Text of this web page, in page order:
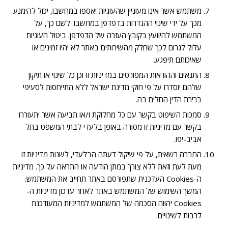
משתמש אשר אינו מעוניין שהעוגיות יאספו במחשבו, יכול להימנע
מכך על ידי שינוי ההגדרות בדפדפן במחשבו. לשם כך, על
המשתמש להיוועץ בקובץ העזרה של הדפדפן. ביטול העוגיות
עלול לגרום לכך שחלק מהשירותים באתר לא יהיו זמינים או
שאיכותם תיפגע.
התנאים וההוראות המפורטים במדיניות זו וכן כל שינוי או תיקון
שלהם יוסדרו על פי חוקי מדינת ישראל ללא התייחסות לסעיפי
ברירת הדין החלים בה.
סמכות השיפוט בקשר עם כל מחלוקת ו/או תביעה אשר יתעוררו
בקשר עם מדיניות זו מסורה באופן בלעדי לבתי המשפט בתל
אביב-יפו.
החברה רשאית, על פי שיקול דעתה הבלעדי, לשנות מדיניות זו
מעת לעת וזאת ללא צורך במתן הודעה או התראה על כך. מדיניות
ה-Cookies העדכנית שתפורסם באתר תחייב את המשתמש.
המשך השימוש של המשתמש באתר לאחר עדכון מדיניות ה-
Cookies יהווה הסכמה של המשתמש למדיניות המעודכנת
לרבות לשינויים.